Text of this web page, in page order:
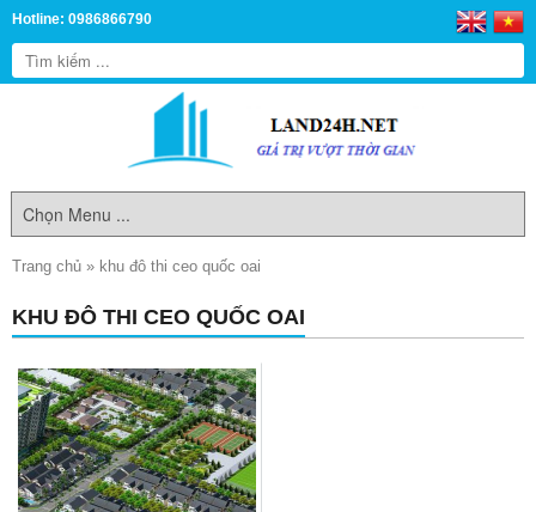
Hotline: 0986866790
Trang chủ » khu đô thi ceo quốc oai
KHU ĐÔ THI CEO QUỐC OAI